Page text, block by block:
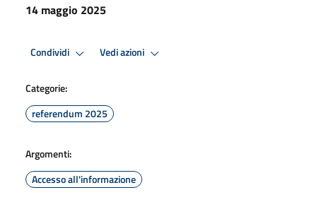
14 maggio 2025
Condividi Vedi azioni
Categorie:
referendum 2025
Argomenti:
Accesso all'informazione